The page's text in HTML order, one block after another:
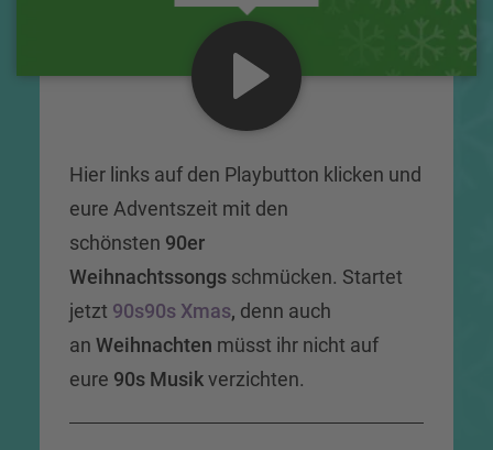
Hier links auf den Playbutton klicken und
eure Adventszeit mit den
schönsten 90er
Weihnachtssongs schmücken. Startet
jetzt 90s90s Xmas, denn auch
an Weihnachten müsst ihr nicht auf
eure 90s Musikverzichten.